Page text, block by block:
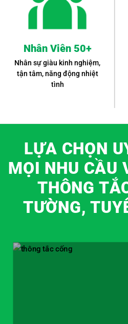
Nhân Viên 50+
Nhân sự giàu kinh nghiệm,
tận tâm, năng động nhiệt
tình
LỰA CHỌN
MỌI NHU CẦU
THÔNG
TƯỜNG,